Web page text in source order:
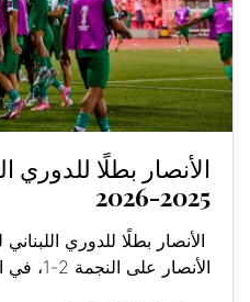
الأنصار بطلًا للدوري
2025-2026
الأنصار على النجمة 2-1، في الجولة ال...